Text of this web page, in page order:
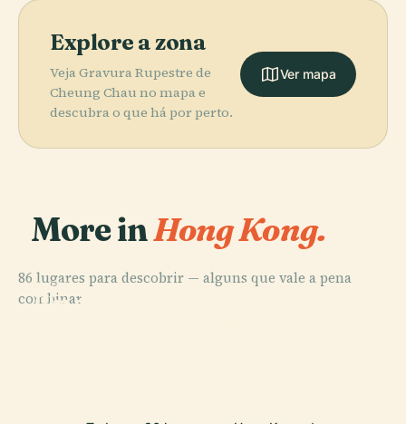
Explore a zona
Veja Gravura Rupestre de
Cheung Chau no mapa e
descubra o que há por perto.
Ver mapa
More inHong Kong.
86 lugares para descobrir — alguns que vale a pena
combinar.
PLACE
Ilha de Hong
PLACE
PLACE